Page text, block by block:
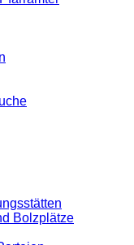
Bolzplätze